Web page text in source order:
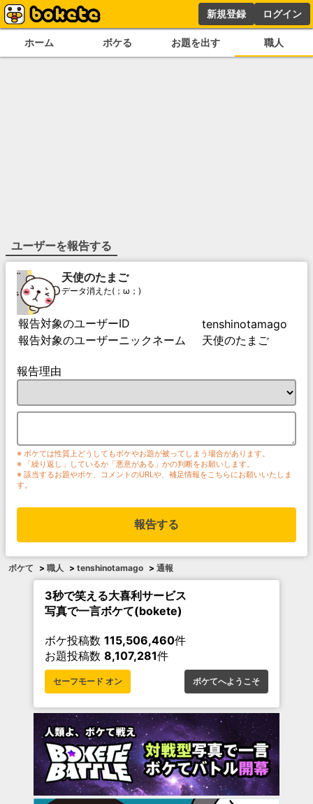
新規登録 ログイン
ホーム ボケる お題を出す 職人
ユーザーを報告する
天使のたまご
データ消えた(；ω；)
報告対象のユーザーID
tenshinotamago
報告対象のユーザーニックネーム
天使のたまご
報告理由
※ ボケては性質上どうしてもボケやお題が被ってしまう場合があります。
※ 「繰り返し」しているか「悪意がある」かの判断をお願いします。
※ 該当するお題やボケ、コメントのURLや、補足情報をこちらにお願いいたしま
す。
報告する
ボケて > 職人 > tenshinotamago > 通報
3秒で笑える大喜利サービス
写真で一言ボケて(bokete)
ボケ投稿数 115,506,460件
お題投稿数 8,107,281件
セーフモード オン ボケてへようこそ